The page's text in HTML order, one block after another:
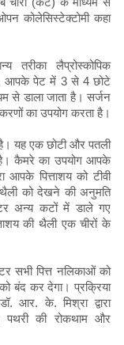
कोलेसिस्टेक्टोमी कहा
तरीका लैप्रोस्कोपिक
आपके पेट में 3 से 4 छोटे
से डाला जाता है। सर्जन
का उपयोग करता है।
यह एक छोटी और पतली
है। कैमरे का उपयोग आपके
पित्ताशय को टीवी
थैली को देखने की अनुमति
अन्य कटों में डाले गए
की थैली एक चीरों के
सभी पित्त नलिकाओं को
बंद कर देगा। प्रक्रिया
आर. के. मिश्रा द्वारा
पथरी की रोकथाम और